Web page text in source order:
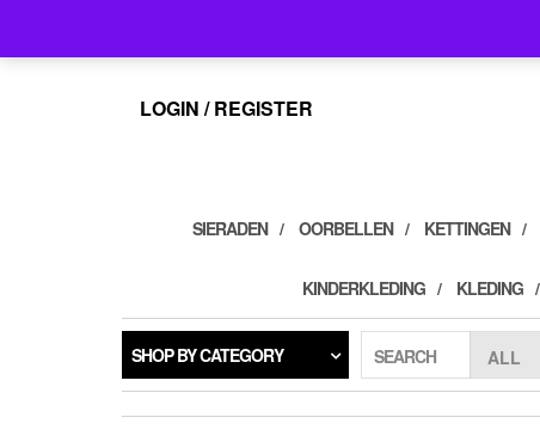
the
LOGIN / REGISTER
SIERADEN OORBELLEN KETTINGEN
KINDERKLEDING KLEDING
SHOP BY CATEGORY SEARCH